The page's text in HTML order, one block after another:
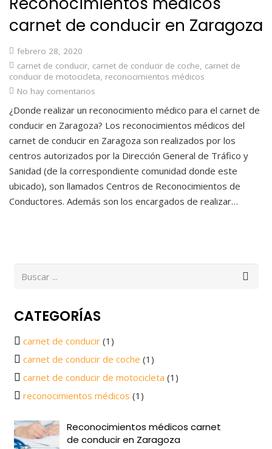
carnet de conducir en Zaragoza
febrero 28, 2020
carnet de conducir, carnet de conducir de coche, carnet de
conducir de motocicleta, reconocimientos médicos
No hay comentarios
¿Donde realizar un reconocimiento médico para el carnet de
conducir en Zaragoza? Los reconocimientos médicos del
carnet de conducir en Zaragoza son realizados por los
centros autorizados por la Dirección General de Tráfico y
Sanidad (de la correspondiente comunidad donde este
ubicado), son llamados Centros de Reconocimientos de
Conductores. Además son los encargados de realizar…
CATEGORÍAS
carnet de conducir(1)
carnet de conducir de coche (1)
carnet de conducir de motocicleta (1)
reconocimientos médicos (1)
Reconocimientos médicos carnet
de conducir en Zaragoza